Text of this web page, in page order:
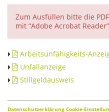
Zum Ausfüllen bitte die
mit “Adobe Acrobat
Arbeitsunfähigkeits-
Unfallanzeige
Stillgeldausweis
Datenschutzerklärung Cookie-